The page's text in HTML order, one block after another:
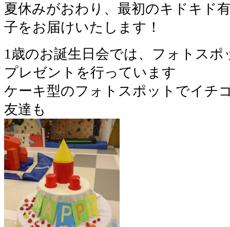
夏休みがおわり、最初のキドキド
子をお届けいたします！
1歳のお誕生日会では、フォトス
プレゼントを行っています
ケーキ型のフォトスポットでイチ
友達も